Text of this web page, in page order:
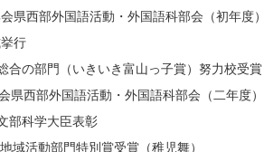
西部外国語活動・外国語科部会（初年度
行
の部門（いきいき富山っ子賞）努力校受賞
西部外国語活動・外国語科部会（二年度
科学大臣表彰
活動部門特別賞受賞（稚児舞）